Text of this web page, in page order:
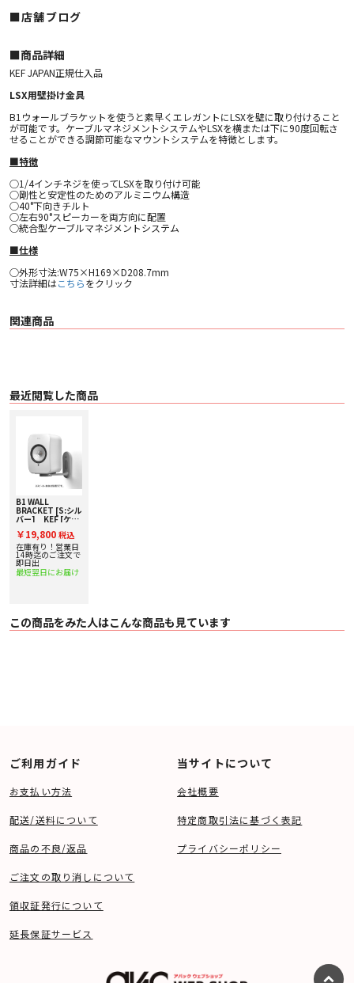
■店舗ブログ
■︎商品詳細
KEF JAPAN正規仕入品
LSX用壁掛け金具
B1ウォールブラケットを使うと素早くエレガントにLSXを壁に取り付けること
が可能です。ケーブルマネジメントシステムやLSXを横または下に90度回転さ
せることができる調節可能なマウントシステムを特徴とします。
■特徴
○1/4インチネジを使ってLSXを取り付け可能
○剛性と安定性のためのアルミニウム構造
○40°下向きチルト
○左右90°スピーカーを両方向に配置
○統合型ケーブルマネジメントシステム
■仕様
○外形寸法:W75×H169×D208.7mm
寸法詳細はこちらをクリック
関連商品
最近閲覧した商品
B1 WALL
BRACKET [S:シル
バー] KEF [ケー
LSX用壁掛け金具
B1WALLBRACKET
￥19,800 税込
在庫有り！営業日
14時迄のご注文で
即日出
最短翌日にお届け
この商品をみた人はこんな商品も見ています
ご利用ガイド
お支払い方法
配送/送料について
商品の不良/返品
ご注文の取り消しについて
領収証発行について
延長保証サービス
当サイトについて
会社概要
特定商取引法に基づく表記
プライバシーポリシー